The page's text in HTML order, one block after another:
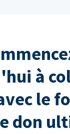
à
le
don